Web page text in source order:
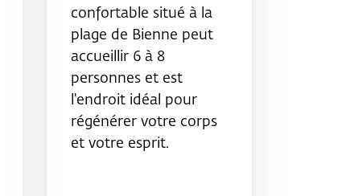
confortable situé à la
plage de Bienne peut
accueillir 6 à 8
personnes et est
l'endroit idéal pour
régénérer votre corps
et votre esprit.